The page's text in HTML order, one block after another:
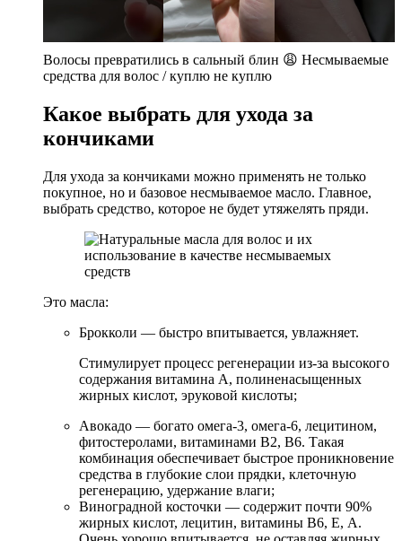
Волосы превратились в сальный блин 😩 Несмываемые
средства для волос / куплю не куплю
Какое выбрать для ухода за
кончиками
Для ухода за кончиками можно применять не только
покупное, но и базовое несмываемое масло. Главное,
выбрать средство, которое не будет утяжелять пряди.
Это масла:
Брокколи — быстро впитывается, увлажняет.
Стимулирует процесс регенерации из-за высокого
содержания витамина А, полиненасыщенных
жирных кислот, эруковой кислоты;
Авокадо — богато омега-3, омега-6, лецитином,
фитостеролами, витаминами В2, В6. Такая
комбинация обеспечивает быстрое проникновение
средства в глубокие слои прядки, клеточную
регенерацию, удержание влаги;
Виноградной косточки — содержит почти 90%
жирных кислот, лецитин, витамины В6, Е, А.